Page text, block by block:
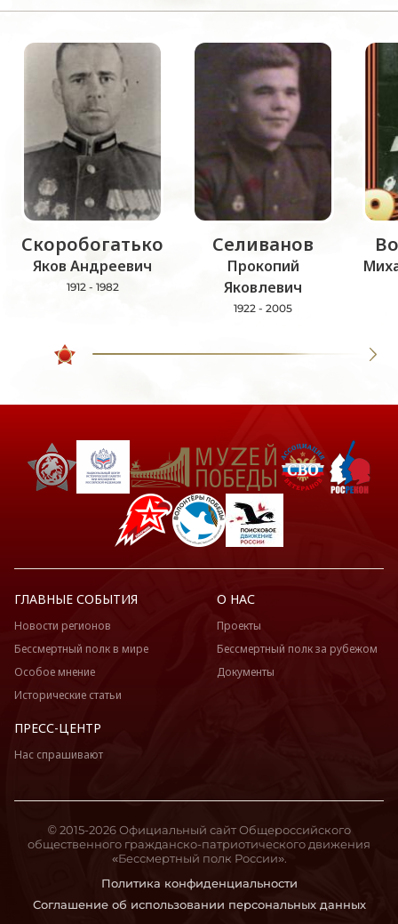
Скоробогатько
Яков Андреевич
1912 - 1982
Селиванов
Прокопий
Яковлевич
1922 - 2005
ГЛАВНЫЕ СОБЫТИЯ
Новости регионов
Бессмертный полк в мире
Особое мнение
Исторические статьи
О НАС
Проекты
Бессмертный полк за рубежом
Документы
ПРЕСС-ЦЕНТР
Нас спрашивают
Политика конфиденциальности
Соглашение об использовании персональных данных
© 2015-2026 Официальный сайт Общероссийского
общественного гражданско-патриотического движения
«Бессмертный полк России».